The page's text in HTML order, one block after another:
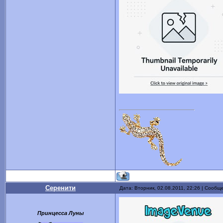
Серенити Дата: Вторник, 02.08.2011, 22:26 |
Принцесса Луны